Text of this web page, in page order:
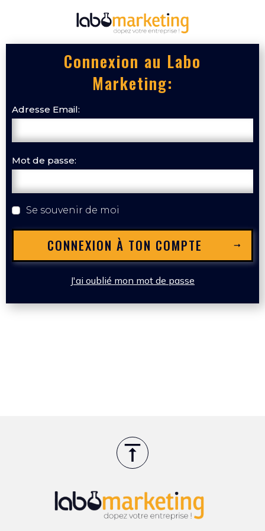
Connexion au Labo
Marketing:
Adresse Email:
Mot de passe:
Se souvenir de moi
CONNEXION À TON COMPTE
J'ai oublié mon mot de passe